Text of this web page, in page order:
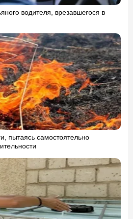
водителя, врезавшегося в
пытаясь самостоятельно